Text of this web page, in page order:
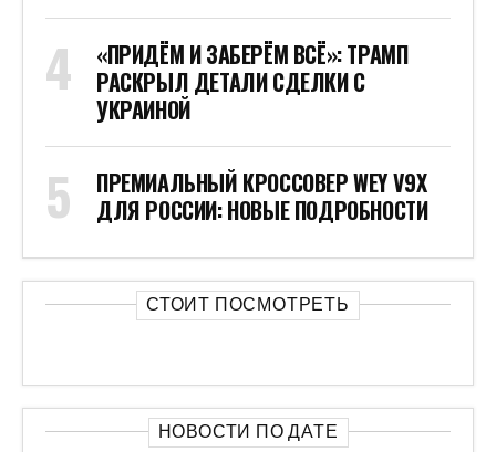
«ПРИДЁМ И ЗАБЕРЁМ ВСЁ»: ТРАМП
РАСКРЫЛ ДЕТАЛИ СДЕЛКИ С
УКРАИНОЙ
ПРЕМИАЛЬНЫЙ КРОССОВЕР WEY V9X
ДЛЯ РОССИИ: НОВЫЕ ПОДРОБНОСТИ
СТОИТ ПОСМОТРЕТЬ
НОВОСТИ ПО ДАТЕ